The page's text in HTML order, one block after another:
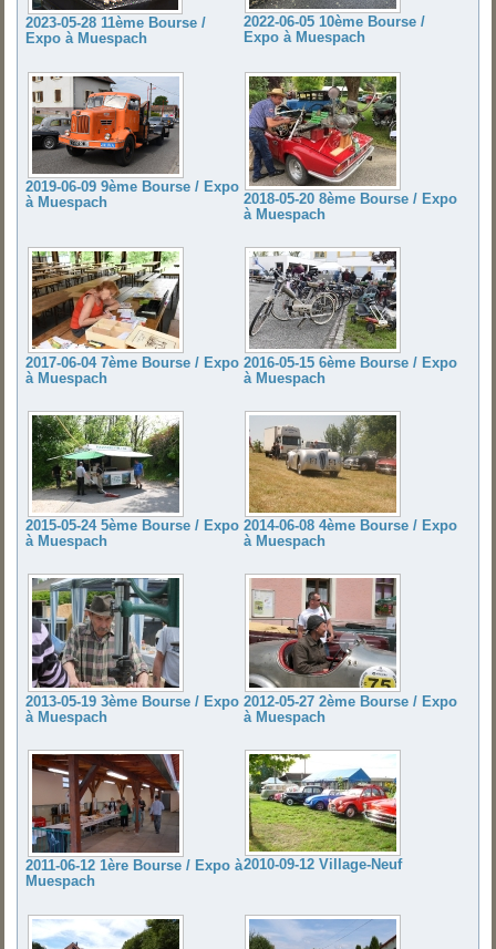
2023-05-28 11ème Bourse /
Expo à Muespach
2022-06-05 10ème Bourse /
Expo à Muespach
2019-06-09 9ème Bourse / Expo
à Muespach
2018-05-20 8ème Bourse / Expo
à Muespach
2017-06-04 7ème Bourse / Expo
à Muespach
2016-05-15 6ème Bourse / Expo
à Muespach
2015-05-24 5ème Bourse / Expo
à Muespach
2014-06-08 4ème Bourse / Expo
à Muespach
2013-05-19 3ème Bourse / Expo
à Muespach
2012-05-27 2ème Bourse / Expo
à Muespach
2011-06-12 1ère Bourse / Expo à
Muespach
2010-09-12 Village-Neuf